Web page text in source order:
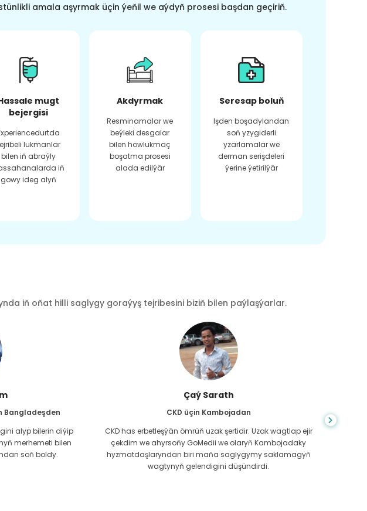
amala aşyrmak üçin ýeňil we aýdyň prosesi başdan geçiriň.
mugt
bejergisi
lukmanlar
bilen iň abraýly
iň
gowy ideg alyň
Akdyrmak
Resminamalar we
beýleki desgalar
bilen howlukmaç
boşatma prosesi
alada edilýär
Seresap boluň
Işden boşadylandan
soň yzygiderli
yzarlamalar we
derman serişdeleri
ýerine ýetirilýär
iň oňat hilli saglygy goraýyş tejribesini biziň bilen paýlaşýarlar.
Bangladeşden
alyp bilerin diýip
merhemeti bilen
soň boldy.
Çaý Sarath
CKD üçin Kambojadan
CKD has erbetleşýän ömrüň uzak şertidir. Uzak wagtlap ejir
çekdim we ahyrsoňy GoMedii we olaryň Kambojadaky
hyzmatdaşlaryndan biri maňa saglygymy saklamagyň
wagtynyň gelendigini düşündirdi.